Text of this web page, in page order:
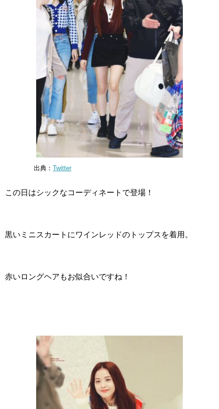
出典： Twitter
この日はシックなコーディネートで登場！
黒いミニスカートにワインレッドのトップスを着用。
赤いロングヘアもお似合いですね！